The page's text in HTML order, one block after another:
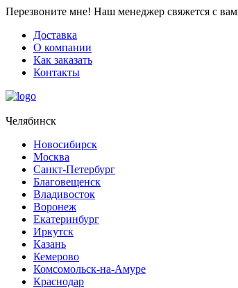
Перезвоните мне! Наш менеджер свяжется с
Доставка
О компании
Как заказать
Контакты
Челябинск
Новосибирск
Москва
Санкт-Петербург
Благовещенск
Владивосток
Воронеж
Екатеринбург
Иркутск
Казань
Кемерово
Комсомольск-на-Амуре
Краснодар